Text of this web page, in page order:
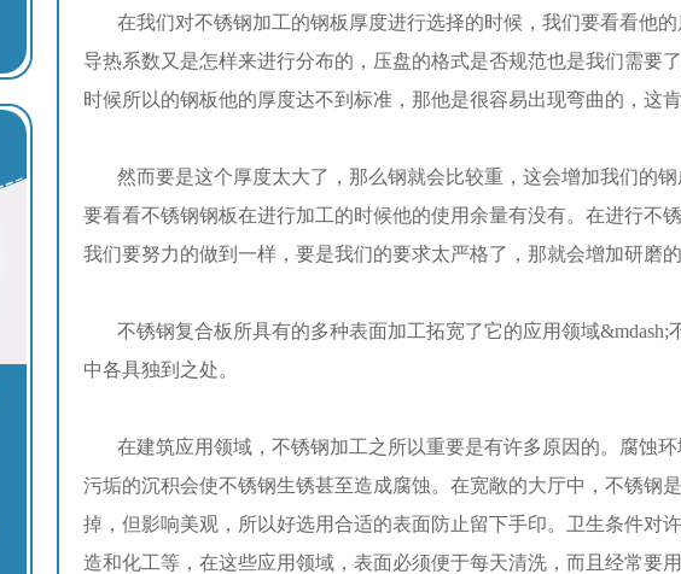
在我们对不锈钢加工的钢板厚度进行选择的时候，我们要看看他的
导热系数又是怎样来进行分布的，压盘的格式是否规范也是我们需要
时候所以的钢板他的厚度达不到标准，那他是很容易出现弯曲的，这
然而要是这个厚度太大了，那么钢就会比较重，这会增加我们的钢
要看看不锈钢钢板在进行加工的时候他的使用余量有没有。在进行不
我们要努力的做到一样，要是我们的要求太严格了，那就会增加研磨
不锈钢复合板所具有的多种表面加工拓宽了它的应用领域&mdash;
中各具独到之处。
在建筑应用领域，不锈钢加工之所以重要是有许多原因的。腐蚀环
污垢的沉积会使不锈钢生锈甚至造成腐蚀。在宽敞的大厅中，不锈钢
掉，但影响美观，所以好选用合适的表面防止留下手印。卫生条件对
造和化工等，在这些应用领域，表面必须便于每天清洗，而且经常要用